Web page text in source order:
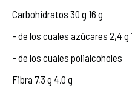
Carbohidratos 30 g 16 g
- de los cuales azúcares 2,4 g
- de los cuales polialcoholes
Fibra 7,3 g 4,0 g